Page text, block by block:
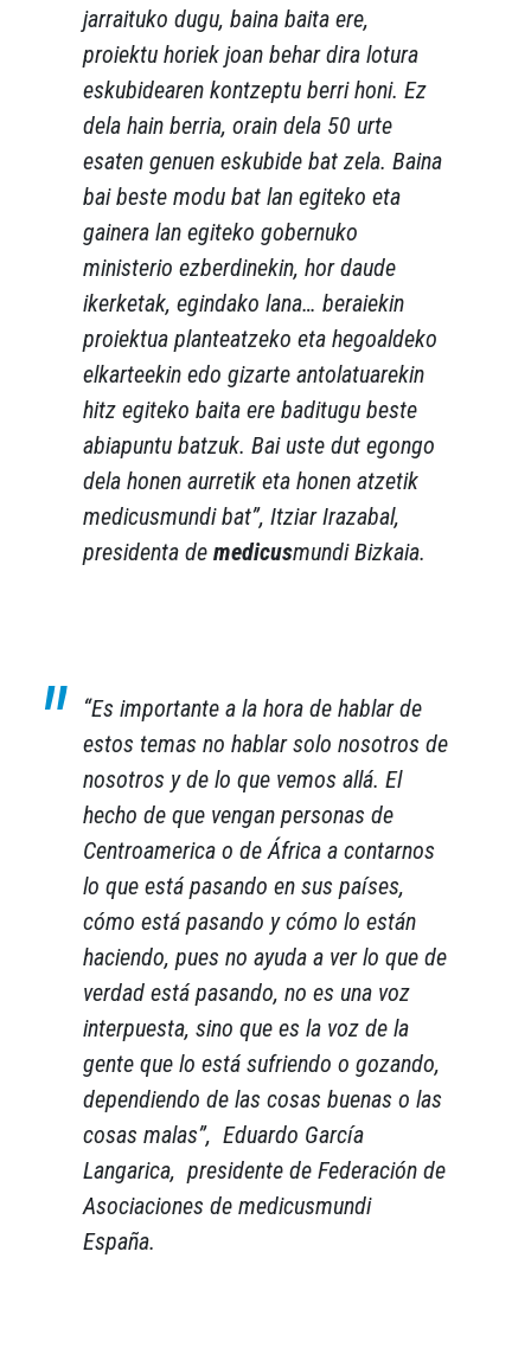
jarraituko dugu, baina baita ere,
proiektu horiek joan behar dira lotura
eskubidearen kontzeptu berri honi. Ez
dela hain berria, orain dela 50 urte
esaten genuen eskubide bat zela. Baina
bai beste modu bat lan egiteko eta
gainera lan egiteko gobernuko
ministerio ezberdinekin, hor daude
ikerketak, egindako lana… beraiekin
proiektua planteatzeko eta hegoaldeko
elkarteekin edo gizarte antolatuarekin
hitz egiteko baita ere baditugu beste
abiapuntu batzuk. Bai uste dut egongo
dela honen aurretik eta honen atzetik
medicusmundi bat”, Itziar Irazabal,
presidenta de medicusmundi Bizkaia.
“Es importante a la hora de hablar de
estos temas no hablar solo nosotros de
nosotros y de lo que vemos allá. El
hecho de que vengan personas de
Centroamerica o de África a contarnos
lo que está pasando en sus países,
cómo está pasando y cómo lo están
haciendo, pues no ayuda a ver lo que de
verdad está pasando, no es una voz
interpuesta, sino que es la voz de la
gente que lo está sufriendo o gozando,
dependiendo de las cosas buenas o las
cosas malas”, Eduardo García
Langarica, presidente de Federación de
Asociaciones de medicusmundi
España.